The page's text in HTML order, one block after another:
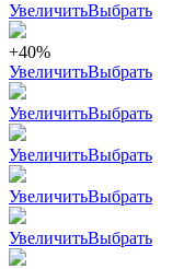
УвеличитьВыбрать
+40%
УвеличитьВыбрать
УвеличитьВыбрать
УвеличитьВыбрать
УвеличитьВыбрать
УвеличитьВыбрать